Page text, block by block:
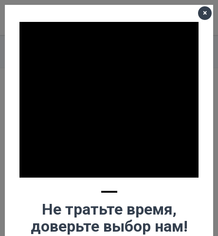
×
—
Не тратьте время,
доверьте выбор нам!